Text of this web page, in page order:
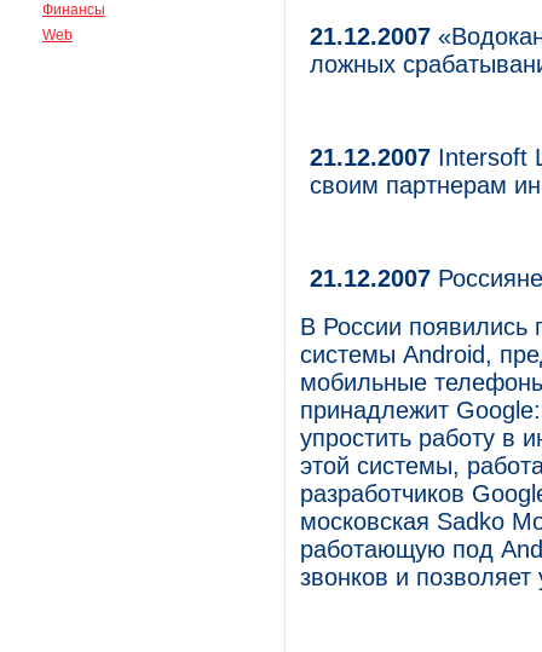
Финансы
Web
21.12.2007
ложных
21.12.2007 Intersoft
своим партнерам
21.12.2007
В России
системы Android,
мобильные
принадлежит
упростить работу в
этой системы,
разработчиков
московская Sadko
работающую под
звонков и